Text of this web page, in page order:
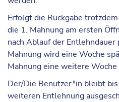
Erfolgt die Rückgabe
die 1. Mahnungam ersten
nach Ablauf der
Mahnungwird eine Woche
Mahnungeine weitere
Der/Die Benutzer*in bleibt
weiteren Entlehnung